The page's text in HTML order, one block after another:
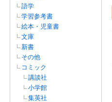
語学
学習参考書
絵本・児童書
文庫
新書
その他
コミック
講談社
小学館
集英社